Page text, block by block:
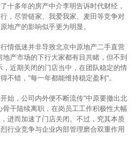
十多年的房产中介李明告诉时代财经，
，尽管链家、我爱我家、麦田等竞争对
地产的影响似乎更为明显。
情低迷并非导致北京中原地产二手直营
地产市场的下行大家都有目共睹，但不到
，近期关闭的门店当中，在团队稳定的情
不错，“每一年都能维持稳定盈利”。
始，公司内外便不断流传“中原要撤出北
骨干陆续离职，在岗员工工作积极性大幅
进而加速了门店关闭。不过，究其本质
行业竞争与企业内部管理磨合双重作用